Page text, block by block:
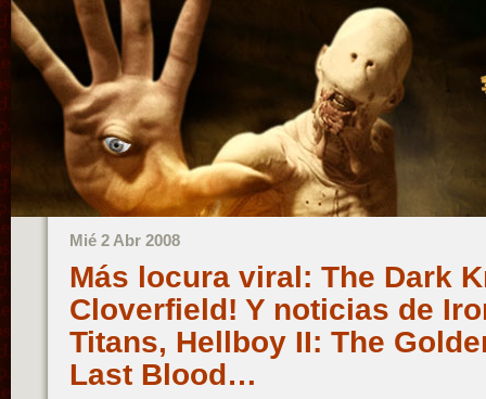
Mié 2 Abr 2008
Más locura viral: The Dark
Cloverfield! Y noticias de
Titans, Hellboy II: The
Last Blood…